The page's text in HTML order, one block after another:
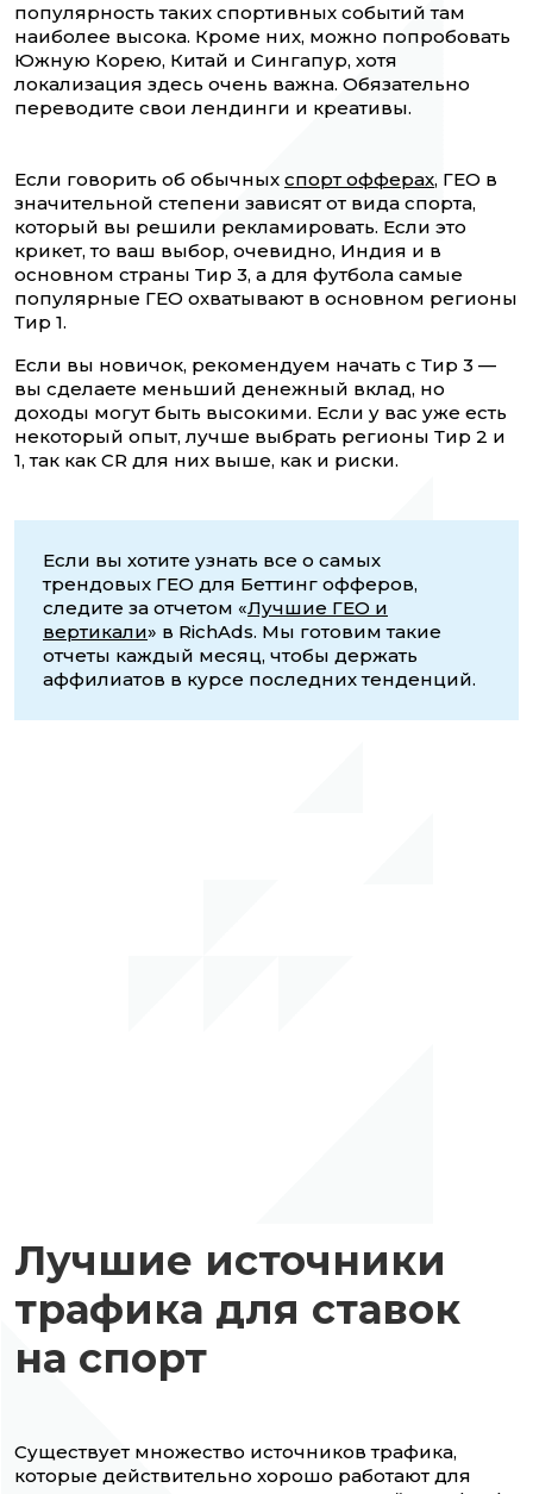
популярность таких спортивных событий там
наиболее высока. Кроме них, можно попробовать
Южную Корею, Китай и Сингапур, хотя
локализация здесь очень важна. Обязательно
переводите свои лендинги и креативы.
Если говорить об обычных спорт офферах, ГЕО в
значительной степени зависят от вида спорта,
который вы решили рекламировать. Если это
крикет, то ваш выбор, очевидно, Индия и в
основном страны Тир 3, а для футбола самые
популярные ГЕО охватывают в основном регионы
Тир 1.
Если вы новичок, рекомендуем начать с Тир 3 —
вы сделаете меньший денежный вклад, но
доходы могут быть высокими. Если у вас уже есть
некоторый опыт, лучше выбрать регионы Тир 2 и
1, так как CR для них выше, как и риски.
Если вы хотите узнать все о самых
трендовых ГЕО для Беттинг офферов,
следите за отчетом «Лучшие ГЕО и
вертикали» в RichAds. Мы готовим такие
отчеты каждый месяц, чтобы держать
аффилиатов в курсе последних тенденций.
Лучшие источники
трафика для ставок
на спорт
Существует множество источников трафика,
которые действительно хорошо работают для